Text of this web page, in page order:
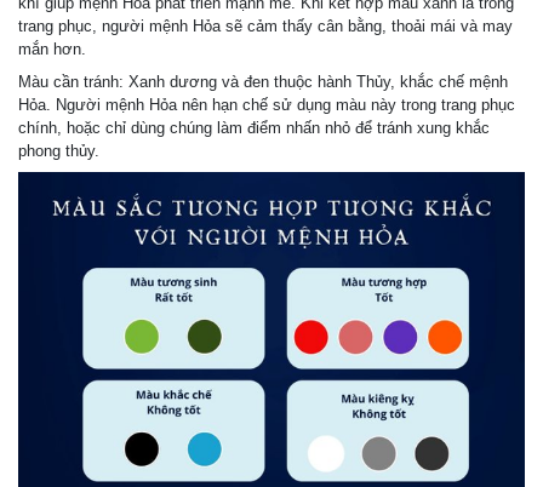
trang phục, người mệnh Hỏa sẽ cảm thấy cân bằng, thoải mái và may
mắn hơn.
Màu cần tránh: Xanh dương và đen thuộc hành Thủy, khắc chế mệnh
Hỏa. Người mệnh Hỏa nên hạn chế sử dụng màu này trong trang phục
chính, hoặc chỉ dùng chúng làm điểm nhấn nhỏ để tránh xung khắc
phong thủy.